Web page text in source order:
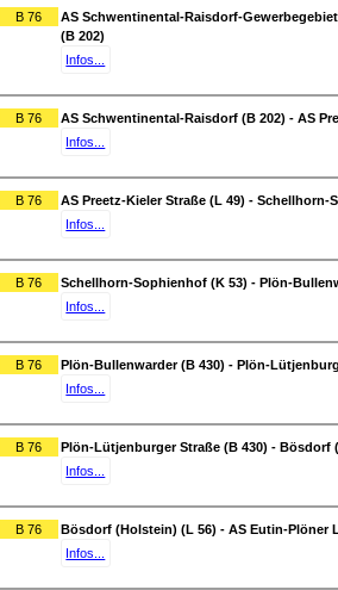
B 76
AS Schwentinental-Raisdorf-
(B 202)
Infos...
B 76
AS Schwentinental-Raisdorf (B 202) - AS
Infos...
B 76
AS Preetz-Kieler Straße (L 49) - Schellhorn-
Infos...
B 76
Schellhorn-Sophienhof (K 53) - Plön-
Infos...
B 76
Plön-Bullenwarder (B 430) - Plön-
Infos...
B 76
Plön-Lütjenburger Straße (B 430) - Bösdorf
Infos...
B 76
Bösdorf (Holstein) (L 56) - AS Eutin-Plöner
Infos...